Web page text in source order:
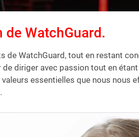
WatchGuard.
de WatchGuard, tout en restant
diriger avec passion tout en
essentielles que nous nous